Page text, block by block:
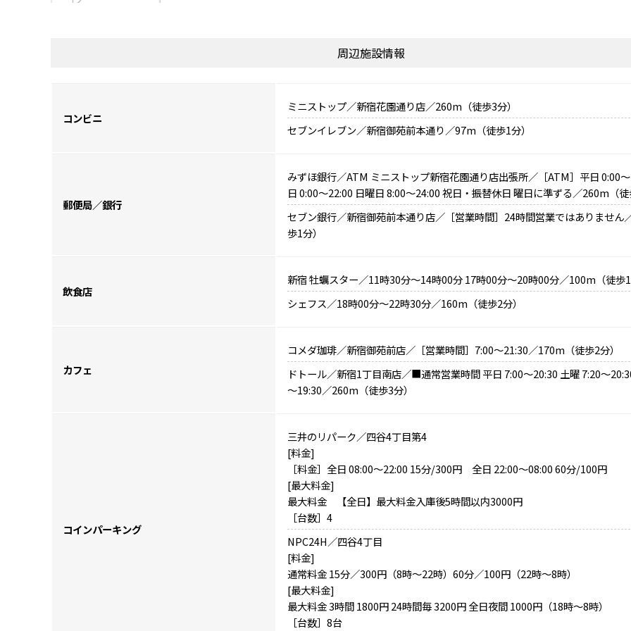
周辺施設情報
コンビニ
ミニストップ／新宿花園通り店／260m（徒歩3分）
セブンイレブン／新宿御苑前本通り／97m（徒歩1分）
郵便局／銀行
みずほ銀行／ATM ミニストップ新宿花園通り店出張所／［ATM］平日 0:00
日 0:00～22:00 日曜日 8:00～24:00 祝日・振替休日 曜日に準ずる／260m（徒
セブン銀行／新宿御苑前本通り店／［営業時間］24時間営業ではありません
歩1分）
飲食店
新宿 牡蠣スター／11時30分～14時00分 17時00分～20時00分／100m（徒歩1
シェフス／18時00分～22時30分／160m（徒歩2分）
カフェ
コメダ珈琲／新宿御苑前店／［営業時間］7:00～21:30／170m（徒歩2分）
ドトール／新宿1丁目南店／■通常営業時間 平日 7:00～20:30 土曜 7:20～
～19:30／260m（徒歩3分）
コインパーキング
三井のリパーク／四谷4丁目第4
[料金]
［料金］全日 08:00～22:00 15分/300円 全日 22:00～08:00 60分/100円
[最大料金]
最大料金 【全日】最大料金入庫後5時間以内3000円
［台数］4
NPC24H／四谷4丁目
[料金]
通常料金 15分／300円（8時～22時）60分／100円（22時～8時）
[最大料金]
最大料金 3時間 1800円 24時間毎 3200円 全日夜間 1000円（18時～8時）
［台数］8台